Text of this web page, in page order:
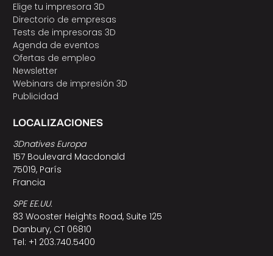
Elige tu impresora 3D
Directorio de empresas
Tests de impresoras 3D
Agenda de eventos
Ofertas de empleo
Newsletter
Webinars de impresión 3D
Publicidad
LOCALIZACIONES
3Dnatives Europa
157 Boulevard Macdonald
75019, París
Francia
SPE EE.UU.
83 Wooster Heights Road, Suite 125
Danbury, CT 06810
Tel: +1 203.740.5400